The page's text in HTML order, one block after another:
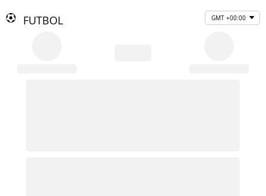
FUTBOL GMT +00:00